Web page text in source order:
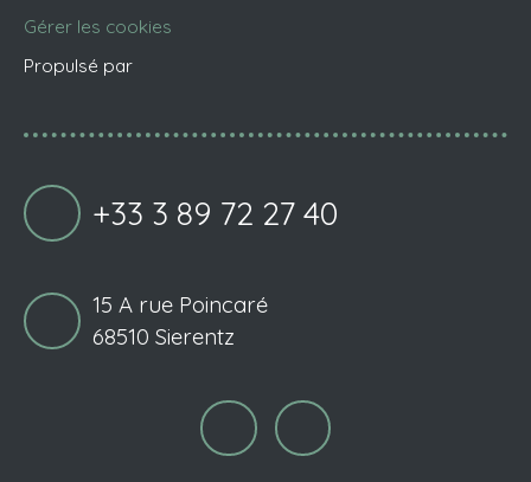
Gérer les cookies
Propulsé par
+33 3 89 72 27 40
15 A rue Poincaré
68510 Sierentz